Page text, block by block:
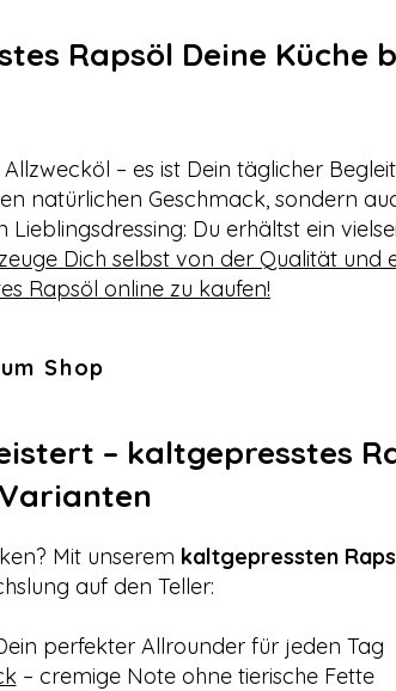
Rapsöl Deine Küche
– es ist Dein täglicher
natürlichen Geschmack, sondern
Du erhältst ein
Dich selbst von der Qualität und
Rapsöl online zu kaufen!
Shop
– kaltgepresstes
Varianten
Mit unserem kaltgepressten
auf den Teller:
perfekter Allrounder für jeden Tag
– cremige Note ohne tierische Fette